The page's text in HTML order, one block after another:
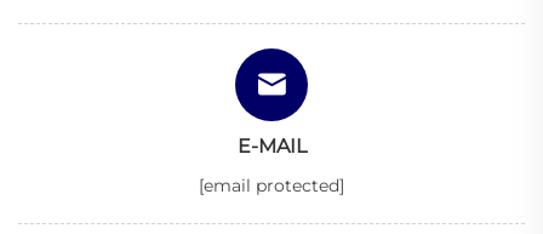
E-MAIL
[email protected]